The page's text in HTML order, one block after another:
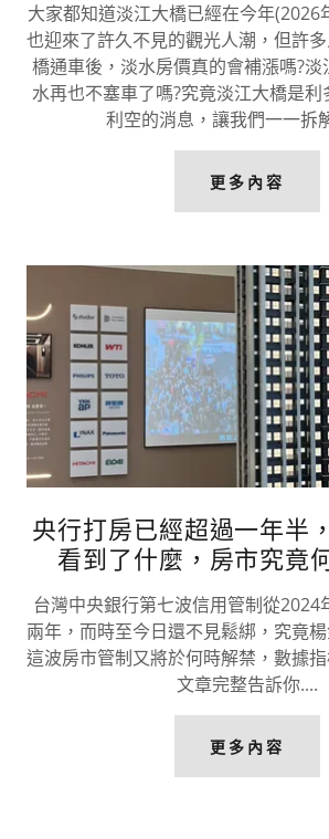
大家都知道淡江大橋已經在今年(2026
也迎來了許久不見的觀光人潮，但許
橋通車後，淡水房價真的會補漲嗎?
水再也不塞車了嗎?究竟淡江大橋是
利空的消息，讓我們一一拆
更多內容
央行打房已經超過一年半
看到了什麼，房市究竟
台灣中央銀行第七波信用管制從2024
兩年，而時至今日還不見鬆綁，究竟
這波房市管制又將於何時解禁，數據
文章完整告訴你....
更多內容